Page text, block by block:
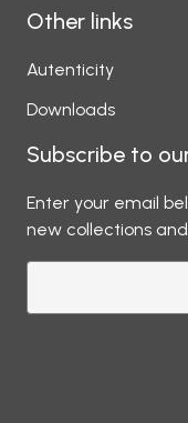
Other links
Autenticity
Downloads
Subscribe to
Enter your email
new collections